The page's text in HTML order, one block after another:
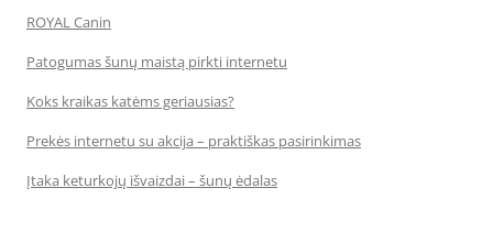
ROYAL Canin
Patogumas šunų maistą pirkti internetu
Koks kraikas katėms geriausias?
Prekės internetu su akcija – praktiškas pasirinkimas
Įtaka keturkojų išvaizdai – šunų ėdalas